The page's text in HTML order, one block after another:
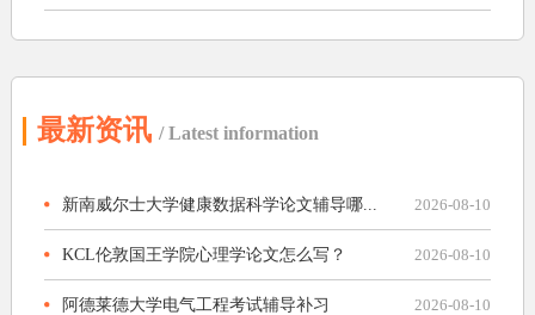
最新资讯 / Latest information
新南威尔士大学健康数据科学论文辅导哪... 2026-08-10
KCL伦敦国王学院心理学论文怎么写？ 2026-08-10
阿德莱德大学电气工程考试辅导补习 2026-08-10